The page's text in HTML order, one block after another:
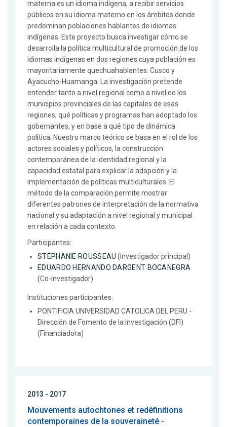
materna es un idioma indígena, a recibir servicios
públicos en su idioma materno en los ámbitos donde
predominan poblaciones hablantes de idiomas
indígenas. Este proyecto busca investigar cómo se
desarrolla la política multicultural de promoción de los
idiomas indígenas en dos regiones cuya población es
mayoritariamente quechuahablantes: Cusco y
Ayacucho-Huamanga. La investigación pretende
entender tanto a nivel regional como a nivel de los
municipios provinciales de las capitales de esas
regiones, qué políticas y programas han adoptado los
gobernantes, y en base a qué tipo de dinámica
política. Nuestro marco teórico se basa en el rol de los
actores sociales y políticos, la construcción
contemporánea de la identidad regional y la
capacidad estatal para explicar la adopción y la
implementación de políticas multiculturales. El
método de la comparación permite mostrar
diferentes patrones de interpretación de la normativa
nacional y su adaptación a nivel regional y municipal
en relación a cada contexto.
Participantes:
STEPHANIE ROUSSEAU (Investigador principal)
EDUARDO HERNANDO DARGENT BOCANEGRA
(Co-Investigador)
Instituciones participantes:
PONTIFICIA UNIVERSIDAD CATOLICA DEL PERU -
Dirección de Fomento de la Investigación (DFI)
(Financiadora)
2013 - 2017
Mouvements autochtones et redéfinitions
contemporaines de la souveraineté -